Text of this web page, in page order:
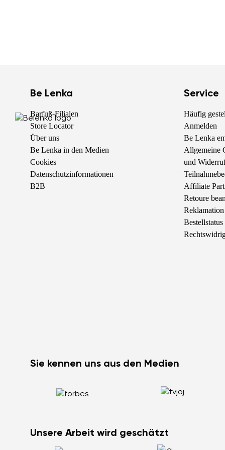
Be Lenka
Barfuß-Filialen
Store Locator
Über uns
Be Lenka in den Medien
Cookies
Datenschutzinformationen
B2B
Service
Häufig
Anmelden
Be Lenka
Allgemeine
und
Affiliate
Retoure
Reklamation
Bestellstatus
Sie kennen uns aus den Medien
Unsere Arbeit wird geschätzt